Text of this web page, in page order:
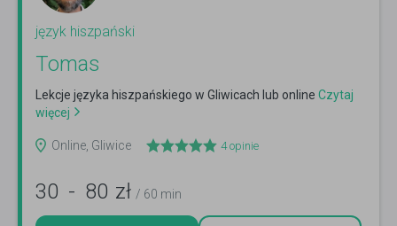
język hiszpański
Tomas
Lekcje języka hiszpańskiego w Gliwicach lub online Czytaj
więcej
Online, Gliwice 4opinie
30 - 80 zł / 60 min